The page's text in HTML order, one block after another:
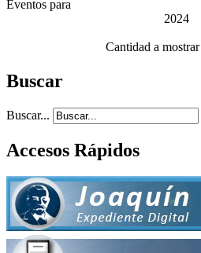
Eventos para
2024
Cantidad a mostrar
Buscar
Buscar...
Accesos Rápidos